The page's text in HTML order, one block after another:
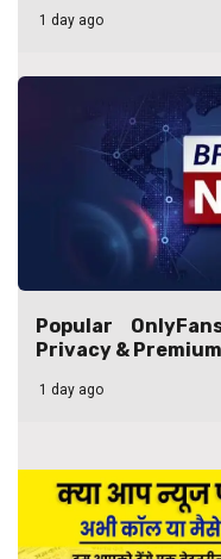
1 day ago
Popular
Privacy &
1 day ago